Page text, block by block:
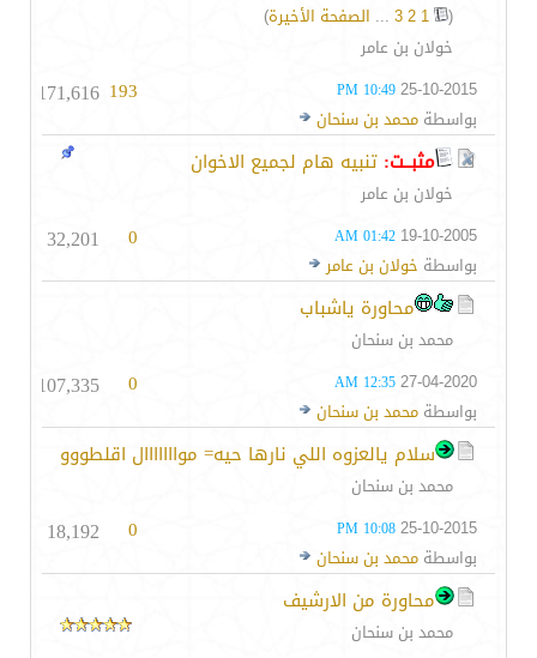
(
1
2
3
... الصفحة الأخيرة)
خولان بن عامر
25-10-2015
10:49 PM
بواسطة محمد بن سنحان
193
171,616
مثبــت: تنبيه هام لجميع الاخوان
خولان بن عامر
19-10-2005
01:42 AM
بواسطة خولان بن عامر
0
32,201
محاورة ياشباب
محمد بن سنحان
27-04-2020
12:35 AM
بواسطة محمد بن سنحان
0
107,335
سلام يالعزوه اللي نارها حيه= موااااااال اقلطووو
محمد بن سنحان
25-10-2015
10:08 PM
بواسطة محمد بن سنحان
0
18,192
محاورة من الارشيف
محمد بن سنحان